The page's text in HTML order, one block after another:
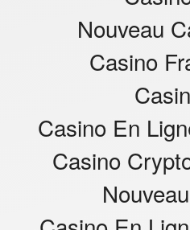
Nouveau
Casino
Casino En
Casino